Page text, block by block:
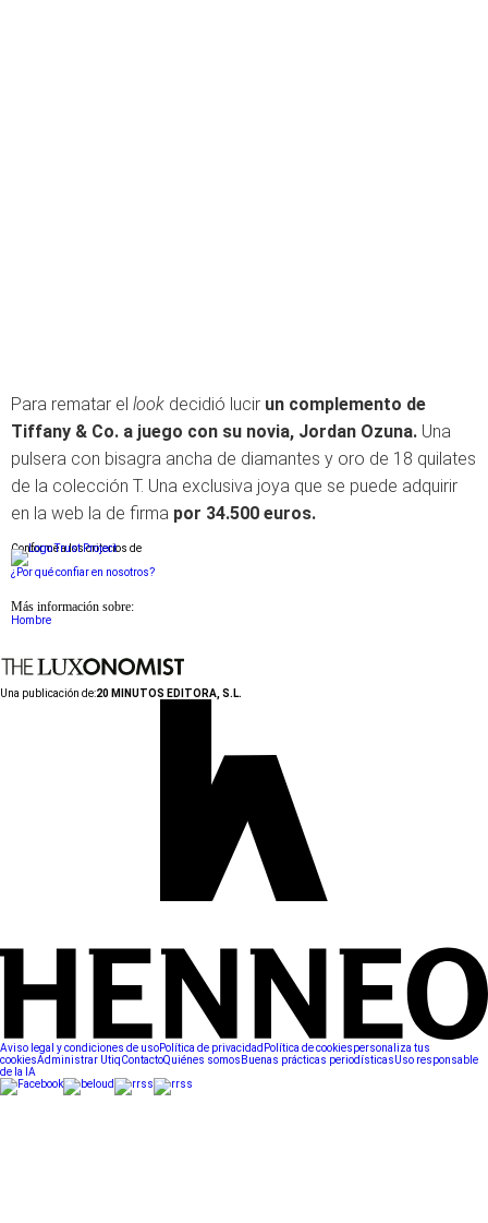
Para rematar el look decidió lucir un complemento de
Tiffany & Co. a juego con su novia, Jordan Ozuna. Una
pulsera con bisagra ancha de diamantes y oro de 18 quilates
de la colección T. Una exclusiva joya que se puede adquirir
en la web la de firma por 34.500 euros.
Conforme a los criterios de
¿Por qué confiar en nosotros?
Más información sobre:
Hombre
Una publicación de:20 MINUTOS EDITORA, S.L.
Aviso legal y condiciones de usoPolítica de privacidad Política de cookiespersonaliza tus
cookiesAdministrar UtiqContactoQuiénes somos Buenas prácticas periodísticasUso responsable
de la IA